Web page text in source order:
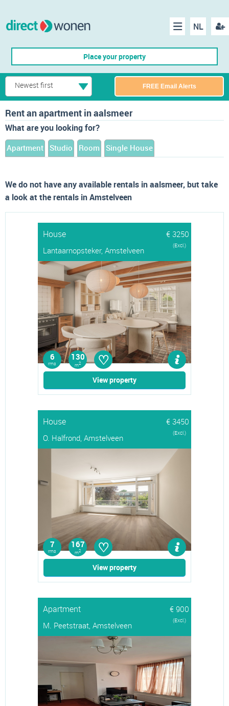
NL
Menu
Place your property
Newest first FREE Email Alerts
Rent an apartment in aalsmeer
What are you looking for?
Apartment Studio Room Single House
We do not have any available rentals in aalsmeer, but take
a look at the rentals in Amstelveen
House
€ 3250
Lantaarnopsteker, Amstelveen
(Excl.)
6
rms
130
m2 ♡
View property
House
€ 3450
O. Halfrond, Amstelveen
(Excl.)
7
rms
167
m2 ♡
View property
Apartment
€ 900
M. Peetstraat, Amstelveen
(Excl.)